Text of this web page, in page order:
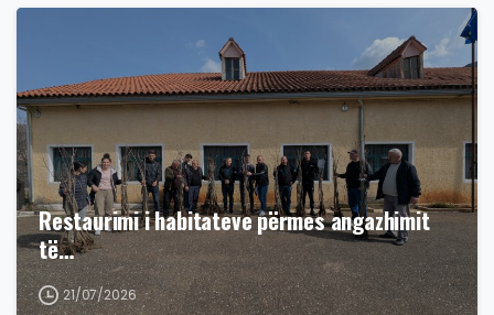
Restaurimi i habitateve përmes angazhimit
të…
21/07/2026